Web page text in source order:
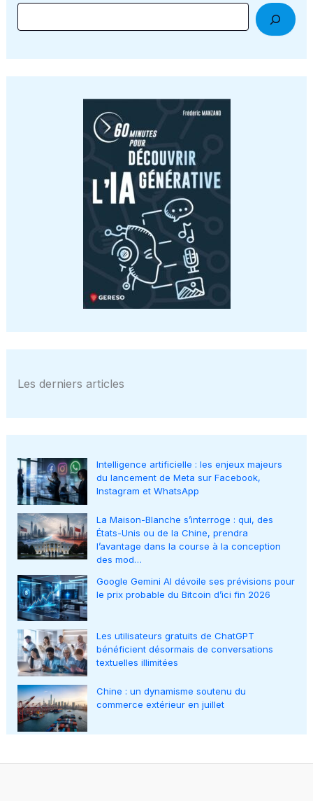
Les derniers articles
Intelligence artificielle : les enjeux majeurs
du lancement de Meta sur Facebook,
Instagram et WhatsApp
La Maison-Blanche s’interroge : qui, des
États-Unis ou de la Chine, prendra
l’avantage dans la course à la conception
des mod…
Google Gemini AI dévoile ses prévisions pour
le prix probable du Bitcoin d’ici fin 2026
Les utilisateurs gratuits de ChatGPT
bénéficient désormais de conversations
textuelles illimitées
Chine : un dynamisme soutenu du
commerce extérieur en juillet